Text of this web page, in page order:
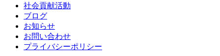
社会貢献活動
ブログ
お知らせ
お問い合わせ
プライバシーポリシー